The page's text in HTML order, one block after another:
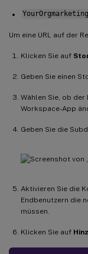
Um eine URL auf der
Klicken Sie auf
Geben Sie einen
Wählen Sie, ob
Workspace-App
Geben Sie die
Aktivieren Sie die
Endbenutzern die
müssen.
Klicken Sie auf